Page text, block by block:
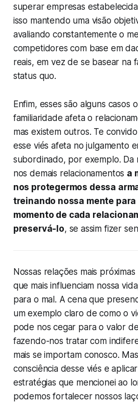
superar empresas
isso mantendo uma visão
avaliando constantemente o
competidores com base em
reais, em vez de se basear na
status quo.
Enfim, esses são alguns casos
familiaridade afeta o
mas existem outros. Te
esse viés afeta no julgamento
subordinado, por exemplo. Da
nos demais relacionamentos a
nos protegermos dessa
treinando nossa mente
momento de cada
preservá-lo, se assim fizer
Nossas relações mais
que mais influenciam nossa
para o mal. A cena que
um exemplo claro de como o
pode nos cegar para o valor
fazendo-nos tratar com
mais se importam conosco.
consciência desse viés e
estratégias que mencionei ao
podemos fortalecer nossos